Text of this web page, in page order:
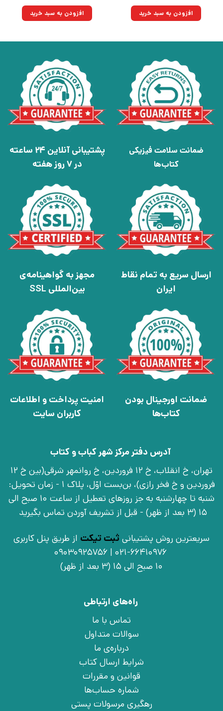
۲۰۰,۰۰۰تومان
بود.
۱۴۳,۰۰۰تومان.افزودن به سبد خرید ۱۸۰,۰۰۰تومان
بود.
۱۲۸,۷۰۰تومان.افزودن به سبد خرید
ضمانت سلامت فیزیکی
کتاب‌ها
پشتیبانی آنلاین 24 ساعته
در 7 روز هفته
ارسال سریع به تمام نقاط
ایران
مجهز به گواهینامه‌ی
بین‌المللی SSL
ضمانت اورجینال بودن
کتاب‌ها
امنیت پرداخت و اطلاعات
کاربران سایت
آدرس دفتر مرکز شهر کباب و کتاب
تهران، خ انقلاب، خ 12 فروردین، خ روانمهر شرقی(بین خ 12
فروردین و خ فخر رازی)، بن‌بست اوّل، پلاک 1 - زمان تحویل:
شنبه تا چهارشنبه به جز روزهای تعطیل از ساعت 10 صبح الی
15 (3 بعد از ظهر) - قبل از تشریف آوردن تماس بگیرید
سریعترین روش پشتیبانی ثبت تیکت از طریق پنل کاربری
021-66410976 | 09030925756
10 صبح الی 15 (3 بعد از ظهر)
راه‌های ارتباطی
تماس با ما
سوالات متداول
درباره‌ی ما
شرایط ارسال کتاب
قوانین و مقررات
شماره حساب‌ها
رهگیری مرسولات پستی